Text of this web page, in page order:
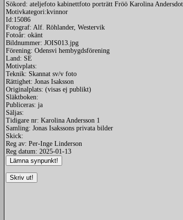
Sökord: ateljefoto kabinettfoto porträtt Fröö Karolina
Motivkategori:kvinnor
Id:15086
Fotograf: Alf. Röhlander, Westervik
Fotoår: okänt
Bildnummer: JOIS013.jpg
Förening: Odensvi hembygdsförening
Land: SE
Motivplats:
Teknik: Skannat sv/v foto
Rättighet: Jonas Isaksson
Originalplats: (visas ej publikt)
Släktboken:
Publiceras: ja
Säljas:
Tidigare nr: Karolina Andersson 1
Samling: Jonas Isakssons privata bilder
Skick:
Reg av: Per-Inge Linderson
Reg datum: 2025-01-13